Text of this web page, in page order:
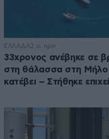
ΕΛΛΑΔΑ2 ω. πριν
33χρονος ανέβηκε σε
στη θάλασσα στη Μήλο
κατέβει – Στήθηκε